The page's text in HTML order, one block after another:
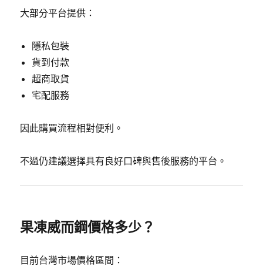
大部分平台提供：
隱私包裝
貨到付款
超商取貨
宅配服務
因此購買流程相對便利。
不過仍建議選擇具有良好口碑與售後服務的平台。
果凍威而鋼價格多少？
目前台灣市場價格區間：